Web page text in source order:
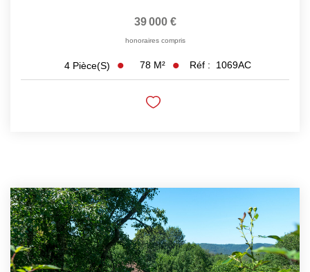
39 000 €
honoraires compris
4 Pièce(s) 78 M² Réf : 1069AC